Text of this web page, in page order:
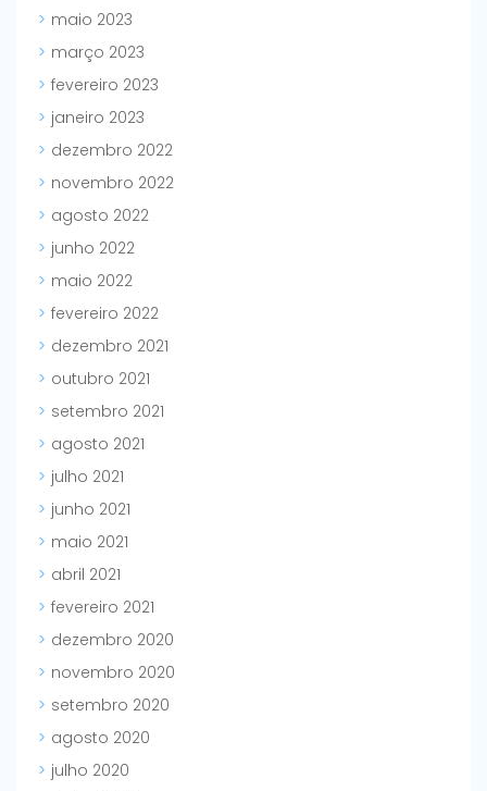
maio 2023
março 2023
fevereiro 2023
janeiro 2023
dezembro 2022
novembro 2022
agosto 2022
junho 2022
maio 2022
fevereiro 2022
dezembro 2021
outubro 2021
setembro 2021
agosto 2021
julho 2021
junho 2021
maio 2021
abril 2021
fevereiro 2021
dezembro 2020
novembro 2020
setembro 2020
agosto 2020
julho 2020